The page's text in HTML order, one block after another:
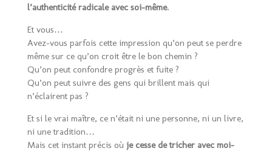
l’authenticité radicale avec soi-même.
Et vous…
Avez-vous parfois cette impression qu’on peut se perdre
même sur ce qu’on croit être le bon chemin ?
Qu’on peut confondre progrès et fuite ?
Qu’on peut suivre des gens qui brillent mais qui
n’éclairent pas ?
Et si le vrai maître, ce n’était ni une personne, ni un livre,
ni une tradition…
Mais cet instant précis où je cesse de tricher avec moi-